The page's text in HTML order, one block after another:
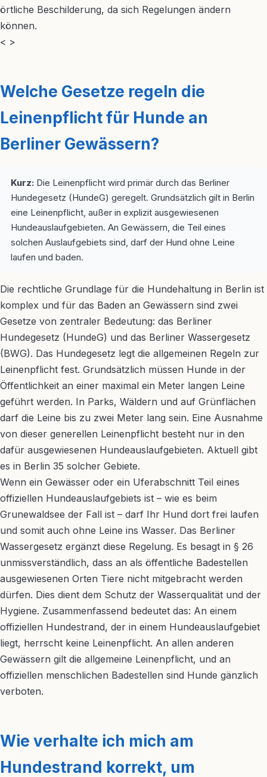
örtliche Beschilderung, da sich Regelungen ändern
können.
< >
Welche Gesetze regeln die
Leinenpflicht für Hunde an
Berliner Gewässern?
Kurz: Die Leinenpflicht wird primär durch das Berliner
Hundegesetz (HundeG) geregelt. Grundsätzlich gilt in Berlin
eine Leinenpflicht, außer in explizit ausgewiesenen
Hundeauslaufgebieten. An Gewässern, die Teil eines
solchen Auslaufgebiets sind, darf der Hund ohne Leine
laufen und baden.
Die rechtliche Grundlage für die Hundehaltung in Berlin ist
komplex und für das Baden an Gewässern sind zwei
Gesetze von zentraler Bedeutung: das Berliner
Hundegesetz (HundeG) und das Berliner Wassergesetz
(BWG). Das Hundegesetz legt die allgemeinen Regeln zur
Leinenpflicht fest. Grundsätzlich müssen Hunde in der
Öffentlichkeit an einer maximal ein Meter langen Leine
geführt werden. In Parks, Wäldern und auf Grünflächen
darf die Leine bis zu zwei Meter lang sein. Eine Ausnahme
von dieser generellen Leinenpflicht besteht nur in den
dafür ausgewiesenen Hundeauslaufgebieten. Aktuell gibt
es in Berlin 35 solcher Gebiete.
Wenn ein Gewässer oder ein Uferabschnitt Teil eines
offiziellen Hundeauslaufgebiets ist – wie es beim
Grunewaldsee der Fall ist – darf Ihr Hund dort frei laufen
und somit auch ohne Leine ins Wasser. Das Berliner
Wassergesetz ergänzt diese Regelung. Es besagt in § 26
unmissverständlich, dass an als öffentliche Badestellen
ausgewiesenen Orten Tiere nicht mitgebracht werden
dürfen. Dies dient dem Schutz der Wasserqualität und der
Hygiene. Zusammenfassend bedeutet das: An einem
offiziellen Hundestrand, der in einem Hundeauslaufgebiet
liegt, herrscht keine Leinenpflicht. An allen anderen
Gewässern gilt die allgemeine Leinenpflicht, und an
offiziellen menschlichen Badestellen sind Hunde gänzlich
verboten.
Wie verhalte ich mich am
Hundestrand korrekt, um